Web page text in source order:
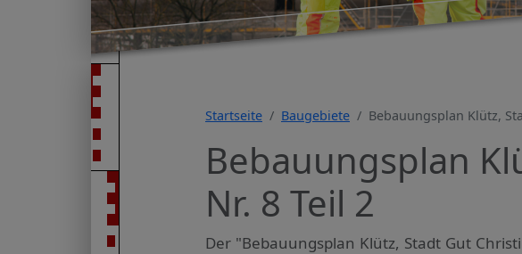
Startseite Baugebiete Bebauungsplan Klütz,
Bebauungsplan
Nr. 8 Teil 2
Der "Bebauungsplan Klütz, Stadt Gut